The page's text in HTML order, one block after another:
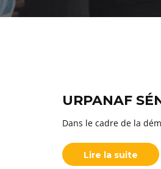
URPANAF
Dans le cadre de la
Lire la suite